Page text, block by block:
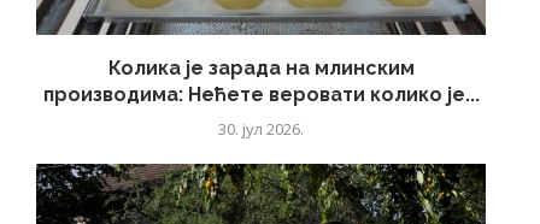
Колика је зарада на млинским
производима: Нећете веровати колико је...
30. јул 2026.